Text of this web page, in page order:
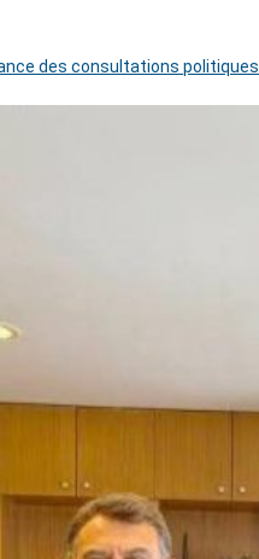
des consultations politiques